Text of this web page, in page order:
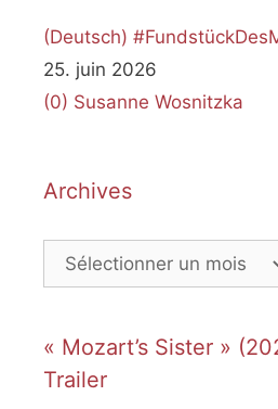
(Deutsch)
25. juin 2026
(0) Susanne Wosnitzka
Archives
Archives
« Mozart’s Sister »
Trailer